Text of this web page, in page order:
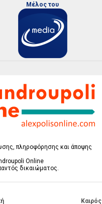
Μέλος του
πληροφόρησης και άποψης
Online
δικαιώματος.
Καιρός